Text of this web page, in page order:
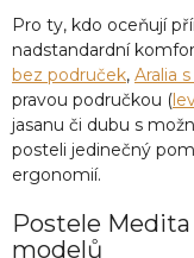
Pro ty, kdo oceňují
nadstandardní
bez područek, Aralia
pravou područkou (
jasanu či dubu s
posteli jedinečný
ergonomií.
Postele
modelů